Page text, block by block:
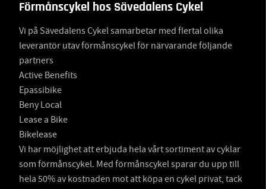
Förmånscykel hos Sävedalens Cykel
Vi på Sävedalens Cykel samarbetar med flertal olika
leverantör utav förmånscykel för närvarande följande
partners
Active Benefits
Epassibike
Beny Local
Lease a Bike
Bikelease
Vi har möjlighet att erbjuda hela vårt sortiment av cyklar
som förmånscykel. Med förmånscykel sparar du upp till
hela 50% av kostnaden mot att köpa en cykel privat, tack